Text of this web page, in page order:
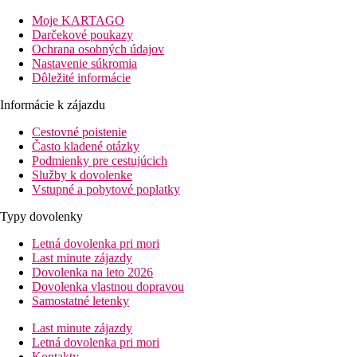
Zariadenie hotela
Vstupná hala s recepciou, reštaurácia a bar pri bazéne aj na
pláži. V záhrade bazén a menší detský bazén, slnečníky a
Dvojlôžková izba:
klimatizácia, minichladnička, rýchlovarná kanvica, trezor,
balkón alebo terasa.
Rodinná izba:
rozdelená na 2 časti.
Popis pláže
hoteli
ležadlá a slnečníky za poplatok
Možnosti stravovania
raňajky formou bufetu
Moje KARTAGO
Darčekové poukazy
Ochrana osobných údajov
Nastavenie súkromia
Dôležité informácie
Informácie k zájazdu
Cestovné poistenie
Často kladené otázky
Podmienky pre cestujúcich
Služby k dovolenke
Vstupné a pobytové poplatky
Typy dovolenky
Letná dovolenka pri mori
Last minute zájazdy
Dovolenka na leto 2026
Dovolenka vlastnou dopravou
Samostatné letenky
Last minute zájazdy
Letná dovolenka pri mori